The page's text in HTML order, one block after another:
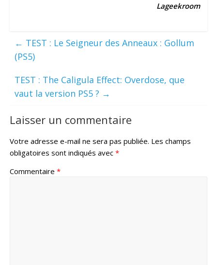
Lageekroom
← TEST : Le Seigneur des Anneaux : Gollum
(PS5)
TEST : The Caligula Effect: Overdose, que
vaut la version PS5 ? →
Laisser un commentaire
Votre adresse e-mail ne sera pas publiée. Les champs
obligatoires sont indiqués avec *
Commentaire *